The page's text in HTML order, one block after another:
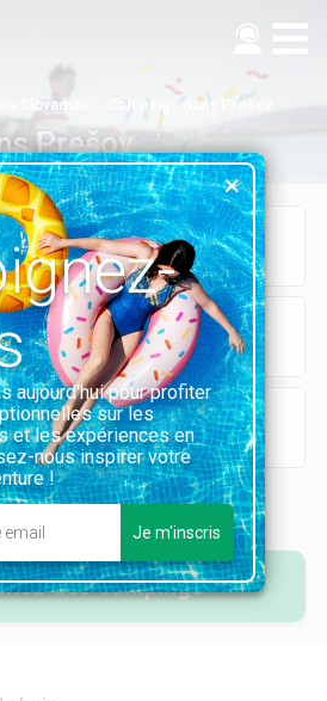
Slovaquie Campings dans Prešov
Prešov
VILLE OU CAMPING
Départ
0 Enfants
Emplacement
des campings
aujourd'hui pour profiter
sur les
et les expériences en
nous inspirer votre
!
Je m'inscris